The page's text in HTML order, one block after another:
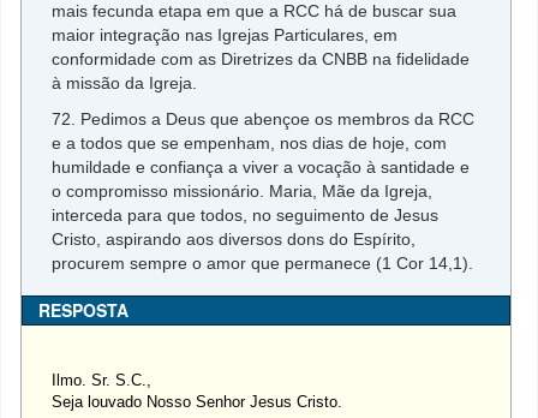
mais fecunda etapa em que a RCC há de buscar sua
maior integração nas Igrejas Particulares, em
conformidade com as Diretrizes da CNBB na fidelidade
à missão da Igreja.
72. Pedimos a Deus que abençoe os membros da RCC
e a todos que se empenham, nos dias de hoje, com
humildade e confiança a viver a vocação à santidade e
o compromisso missionário. Maria, Mãe da Igreja,
interceda para que todos, no seguimento de Jesus
Cristo, aspirando aos diversos dons do Espírito,
procurem sempre o amor que permanece (1 Cor 14,1).
RESPOSTA
Ilmo. Sr. S.C.,
Seja louvado Nosso Senhor Jesus Cristo.